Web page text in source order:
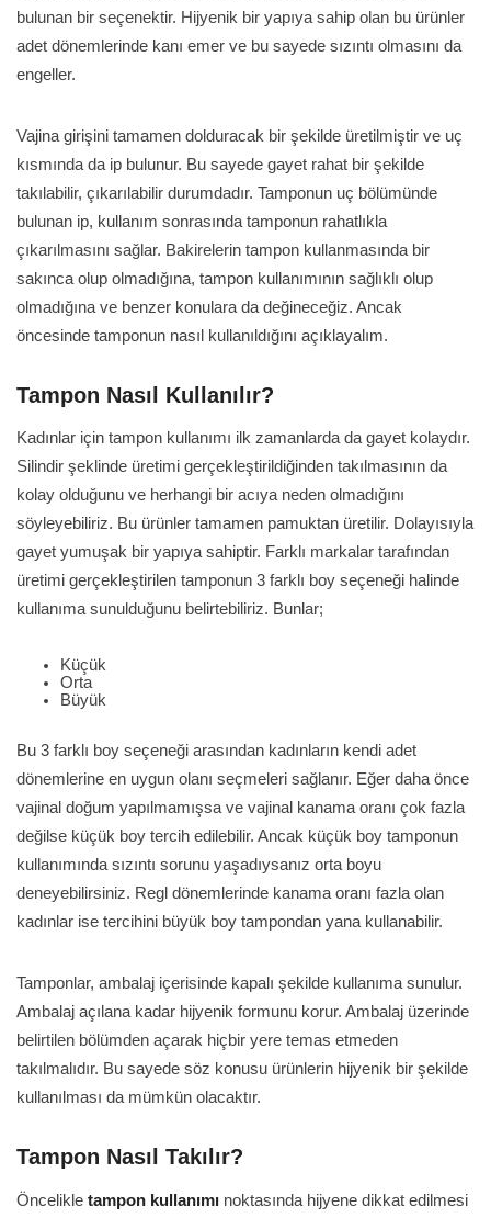
bulunan bir seçenektir. Hijyenik bir yapıya sahip olan bu ürünler
adet dönemlerinde kanı emer ve bu sayede sızıntı olmasını da
engeller.
Vajina girişini tamamen dolduracak bir şekilde üretilmiştir ve uç
kısmında da ip bulunur. Bu sayede gayet rahat bir şekilde
takılabilir, çıkarılabilir durumdadır. Tamponun uç bölümünde
bulunan ip, kullanım sonrasında tamponun rahatlıkla
çıkarılmasını sağlar. Bakirelerin tampon kullanmasında bir
sakınca olup olmadığına, tampon kullanımının sağlıklı olup
olmadığına ve benzer konulara da değineceğiz. Ancak
öncesinde tamponun nasıl kullanıldığını açıklayalım.
Tampon Nasıl Kullanılır?
Kadınlar için tampon kullanımı ilk zamanlarda da gayet kolaydır.
Silindir şeklinde üretimi gerçekleştirildiğinden takılmasının da
kolay olduğunu ve herhangi bir acıya neden olmadığını
söyleyebiliriz. Bu ürünler tamamen pamuktan üretilir. Dolayısıyla
gayet yumuşak bir yapıya sahiptir. Farklı markalar tarafından
üretimi gerçekleştirilen tamponun 3 farklı boy seçeneği halinde
kullanıma sunulduğunu belirtebiliriz. Bunlar;
Küçük
Orta
Büyük
Bu 3 farklı boy seçeneği arasından kadınların kendi adet
dönemlerine en uygun olanı seçmeleri sağlanır. Eğer daha önce
vajinal doğum yapılmamışsa ve vajinal kanama oranı çok fazla
değilse küçük boy tercih edilebilir. Ancak küçük boy tamponun
kullanımında sızıntı sorunu yaşadıysanız orta boyu
deneyebilirsiniz. Regl dönemlerinde kanama oranı fazla olan
kadınlar ise tercihini büyük boy tampondan yana kullanabilir.
Tamponlar, ambalaj içerisinde kapalı şekilde kullanıma sunulur.
Ambalaj açılana kadar hijyenik formunu korur. Ambalaj üzerinde
belirtilen bölümden açarak hiçbir yere temas etmeden
takılmalıdır. Bu sayede söz konusu ürünlerin hijyenik bir şekilde
kullanılması da mümkün olacaktır.
Tampon Nasıl Takılır?
Öncelikle tampon kullanımı noktasında hijyene dikkat edilmesi